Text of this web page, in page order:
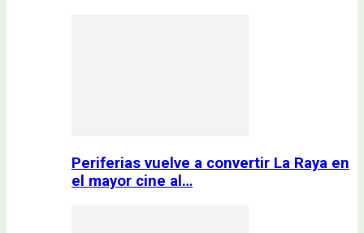
Periferias vuelve a convertir La Raya en
el mayor cine al…